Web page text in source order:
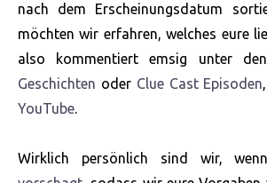
nach dem Erscheinungsdatum
möchten wir erfahren, welches eure
also kommentiert emsig unter den
Geschichten oder Clue Cast Episoden
YouTube.
Wirklich persönlich sind wir,